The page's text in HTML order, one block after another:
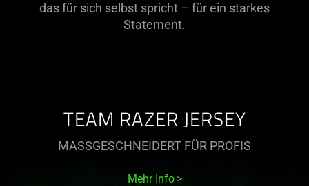
das für sich selbst spricht – für ein starkes
Statement.
TEAM RAZER JERSEY
MASSGESCHNEIDERT FÜR PROFIS
Mehr Info